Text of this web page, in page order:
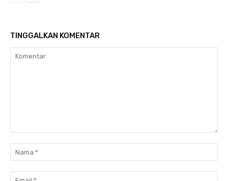
TINGGALKAN KOMENTAR